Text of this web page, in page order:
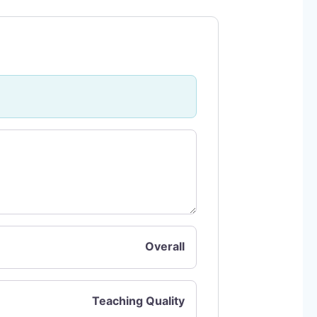
Overall
Teaching Quality